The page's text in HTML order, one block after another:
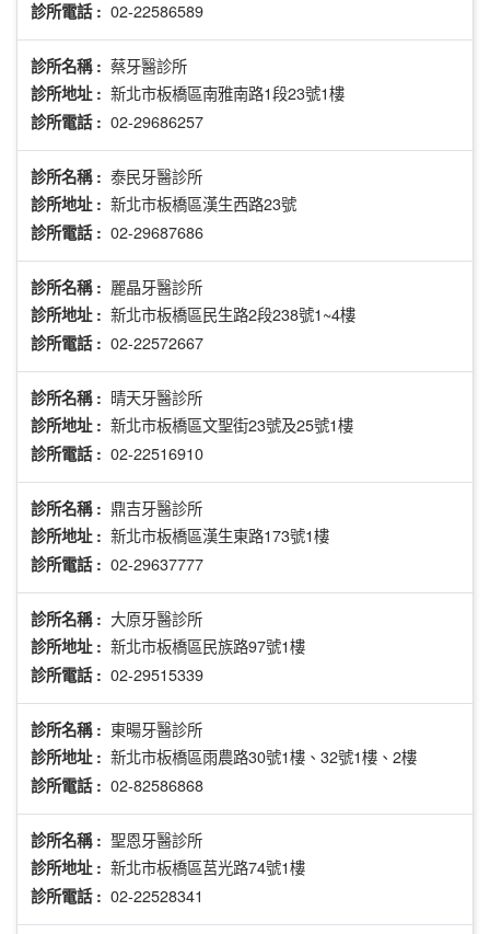
診所電話 : 02-22586589
診所名稱 : 蔡牙醫診所
診所地址 : 新北市板橋區南雅南路1段23號1樓
診所電話 : 02-29686257
診所名稱 : 泰民牙醫診所
診所地址 : 新北市板橋區漢生西路23號
診所電話 : 02-29687686
診所名稱 : 麗晶牙醫診所
診所地址 : 新北市板橋區民生路2段238號1~4樓
診所電話 : 02-22572667
診所名稱 : 晴天牙醫診所
診所地址 : 新北市板橋區文聖街23號及25號1樓
診所電話 : 02-22516910
診所名稱 : 鼎吉牙醫診所
診所地址 : 新北市板橋區漢生東路173號1樓
診所電話 : 02-29637777
診所名稱 : 大原牙醫診所
診所地址 : 新北市板橋區民族路97號1樓
診所電話 : 02-29515339
診所名稱 : 東暘牙醫診所
診所地址 : 新北市板橋區雨農路30號1樓、32號1樓、2樓
診所電話 : 02-82586868
診所名稱 : 聖恩牙醫診所
診所地址 : 新北市板橋區莒光路74號1樓
診所電話 : 02-22528341